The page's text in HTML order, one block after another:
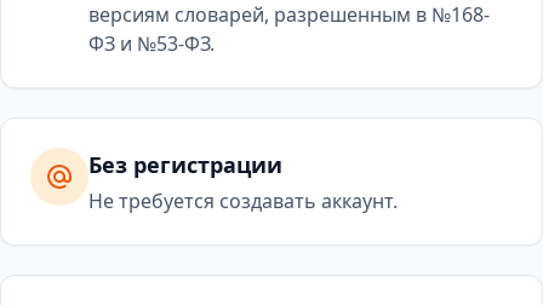
версиям словарей, разрешенным в №168-
ФЗ и №53-ФЗ.
Без регистрации
Не требуется создавать аккаунт.